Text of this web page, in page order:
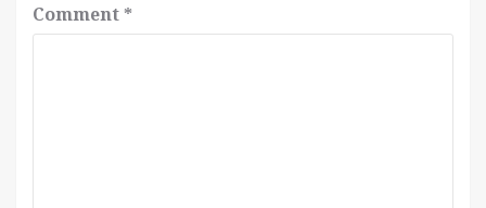
Comment *